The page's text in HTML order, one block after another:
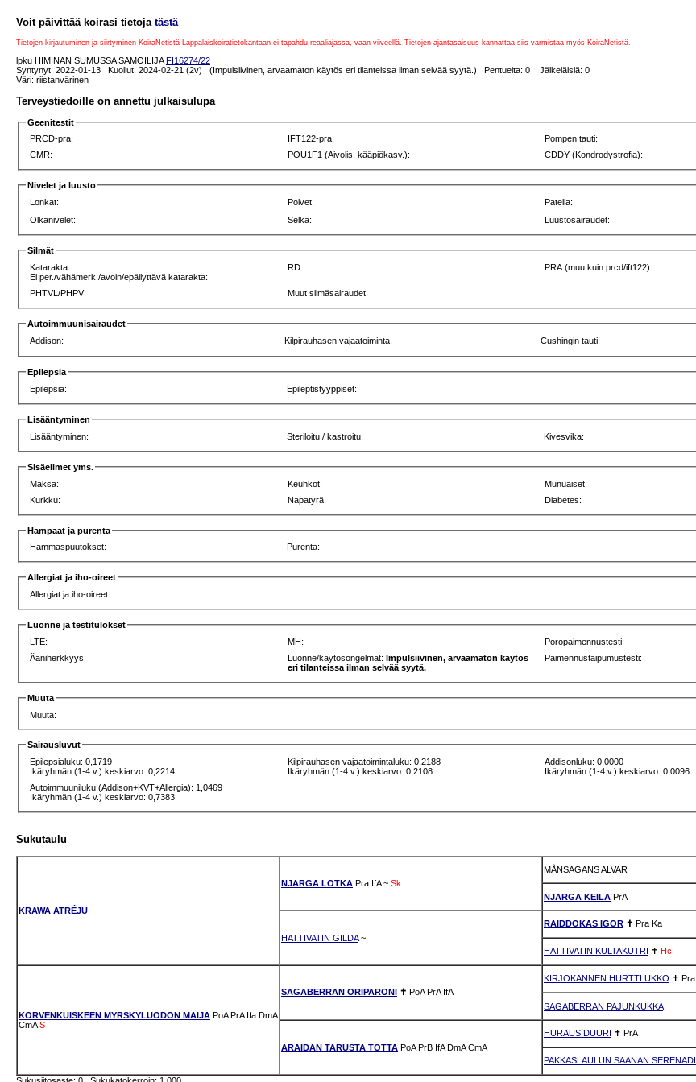
Voit päivittää koirasi tietoja tästä
Tietojen kirjautuminen ja siirtyminen KoiraNetistä Lappalaiskoiratietokantaan ei tapahdu reaaliajassa, vaan viiveellä. Tietojen ajantasaisuus kannattaa siis varmistaa myös KoiraNetistä.
lpku HIMINÄN SUMUSSA SAMOILIJAFI16274/22
Syntynyt: 2022-01-13 Kuollut: 2024-02-21 (2v) (Impulsiivinen, arvaamaton käytös eri tilanteissa ilman selvää syytä.) Pentueita: 0 Jälkeläisiä: 0
Väri: riistanvärinen
Terveystiedoille on annettu julkaisulupa
Geenitestit
PRCD-pra:
IFT122-pra: Pompen tauti:
CMR:
POU1F1 (Aivolis. kääpiökasv.): CDDY (Kondrodystrofia):
Nivelet ja luusto
Lonkat:
Polvet: Patella:
Olkanivelet:
Selkä: Luustosairaudet:
Silmät
Katarakta:
Ei per./vähämerk./avoin/epäilyttävä katarakta:
RD: PRA (muu kuin prcd/ift122):
PHTVL/PHPV: Muut silmäsairaudet:
Autoimmuunisairaudet
Addison:
Kilpirauhasen vajaatoiminta: Cushingin tauti:
Epilepsia
Epilepsia:
Epileptistyyppiset:
Lisääntyminen
Lisääntyminen:
Steriloitu / kastroitu: Kivesvika:
Sisäelimet yms.
Maksa:
Keuhkot: Munuaiset:
Kurkku:
Napatyrä: Diabetes:
Hampaat ja purenta
Hammaspuutokset:
Purenta:
Allergiat ja iho-oireet
Allergiat ja iho-oireet:
Luonne ja testitulokset
LTE:
MH: Poropaimennustesti:
Ääniherkkyys:
Luonne/käytösongelmat:Impulsiivinen, arvaamaton käytös
eri tilanteissa ilman selvää syytä.
Paimennustaipumustesti:
Muuta
Muuta:
Sairausluvut
Epilepsialuku: 0,1719
Ikäryhmän (1-4 v.) keskiarvo: 0,2214
Kilpirauhasen vajaatoimintaluku: 0,2188
Ikäryhmän (1-4 v.) keskiarvo: 0,2108
Addisonluku: 0,0000
Ikäryhmän (1-4 v.) keskiarvo: 0,0096
Autoimmuuniluku (Addison+KVT+Allergia): 1,0469
Ikäryhmän (1-4 v.) keskiarvo: 0,7383
Sukutaulu
KRAWA ATRÉJU
NJARGA LOTKA Pra IfA ~ Sk
MÅNSAGANS ALVAR
NJARGA KEILA PrA
HATTIVATIN GILDA ~
RAIDDOKAS IGOR ✝ Pra Ka
HATTIVATIN KULTAKUTRI ✝ Hc
KORVENKUISKEEN MYRSKYLUODON MAIJA PoA PrA Ifa DmA
CmA S
SAGABERRAN ORIPARONI ✝ PoA PrA IfA
KIRJOKANNEN HURTTI UKKO ✝ Pra
SAGABERRAN PAJUNKUKKA
ARAIDAN TARUSTA TOTTA PoA PrB IfA DmA CmA
HURAUS DUURI ✝ PrA
PAKKASLAULUN SAANAN SERENADI